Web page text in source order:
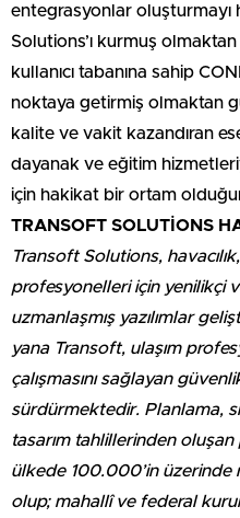
entegrasyonlar
Solutions’ı kurmuş
kullanıcı tabanına sahip
noktaya getirmiş olmaktan
kalite ve vakit kazandıran
dayanak ve eğitim
için hakikat bir ortam
TRANSOFT SOLUTİONS
Transoft Solutions,
profesyonelleri için yenilikçi
uzmanlaşmış yazılımlar
yana Transoft, ulaşım
çalışmasını sağlayan
sürdürmektedir. Planlama,
tasarım tahlillerinden
ülkede 100.000’in
olup; mahallî ve federal